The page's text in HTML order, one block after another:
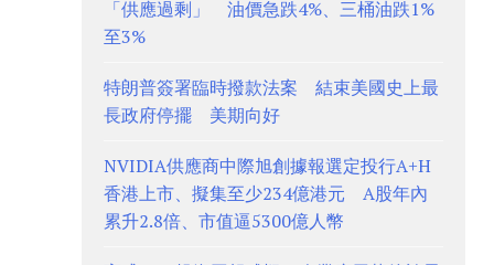
「供應過剩」 油價急跌4%、三桶油跌1%
至3%
特朗普簽署臨時撥款法案 結束美國史上最
長政府停擺 美期向好
NVIDIA供應商中際旭創據報選定投行A+H
香港上市、擬集至少234億港元 A股年內
累升2.8倍、市值逼5300億人幣